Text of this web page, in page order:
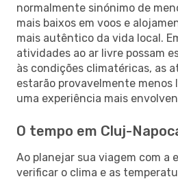
normalmente sinónimo de
mais baixos em voos e
mais autêntico da vida local.
atividades ao ar livre possam
às condições climatéricas, as
estarão provavelmente
uma experiência mais
O tempo em Cluj-
Ao planejar sua viagem com a
verificar o clima e as